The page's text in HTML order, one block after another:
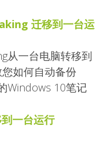
迁移到一台运
从一台电脑转移到
如何自动备份
Windows 10笔记
一台运行